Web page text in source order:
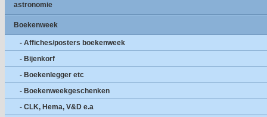
astronomie
Boekenweek
- Affiches/posters boekenweek
- Bijenkorf
- Boekenlegger etc
- Boekenweekgeschenken
- CLK, Hema, V&D e.a